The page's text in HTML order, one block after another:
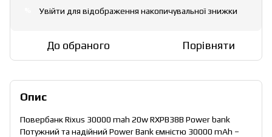
Увійти для відображення накопичувальної знижки
До обраного Порівняти
Опис
Повербанк Rixus 30000 mah 20w RXPB38B Power bank
Потужний та надійний Power Bank ємністю 30000 mAh –